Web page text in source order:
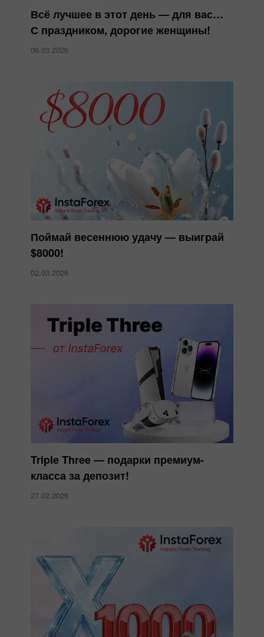
Всё лучшее в этот день — для вас…
С праздником, дорогие женщины!
06.03.2026
Поймай весеннюю удачу — выиграй
$8000!
02.03.2026
Triple Three — подарки премиум-
класса за депозит!
27.02.2026